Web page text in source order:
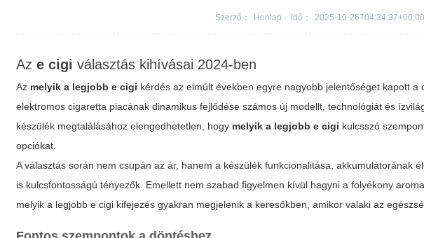
Szerző： Honlap Idő： 2025-10-26T04:34:37+00:00
Aze cigi választás kihívásai 2024-ben
Az melyik a legjobb e cigi kérdés az elmúlt években egyre nagyobb jelentőséget kapott
elektromos cigaretta piacának dinamikus fejlődése számos új modellt, technológiát és
készülék megtalálásához elengedhetetlen, hogy melyik a legjobb e cigi kulcsszó
opciókat.
A választás során nem csupán az ár, hanem a készülék funkcionalitása, akkumulátorának
is kulcsfontosságú tényezők. Emellett nem szabad figyelmen kívül hagyni a folyékony
melyik a legjobb e cigi kifejezés gyakran megjelenik a keresőkben, amikor valaki az